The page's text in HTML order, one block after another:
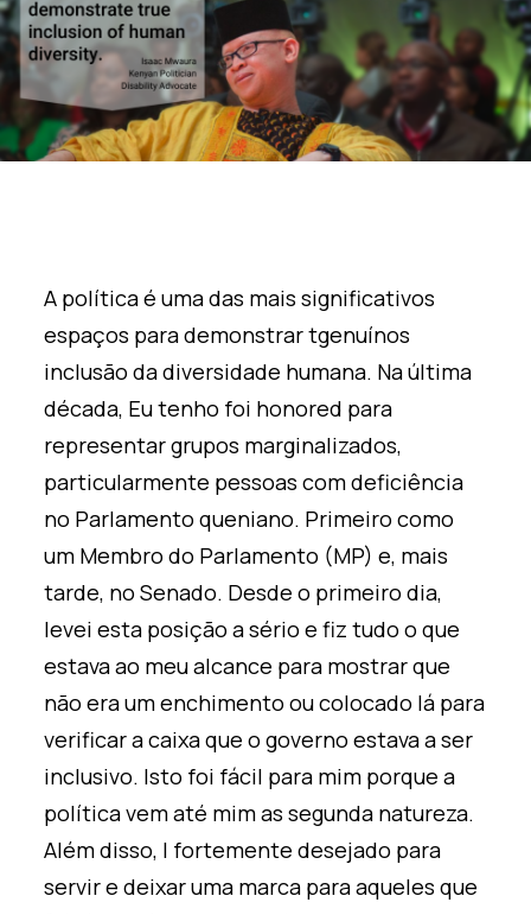
A política é uma das mais significativos
espaços para demonstrar tgenuínos
inclusão da diversidade humana. Na última
década, Eu tenho foi honored para
representar grupos marginalizados,
particularmente pessoas com deficiência
no Parlamento queniano. Primeiro como
um Membro do Parlamento (MP) e, mais
tarde, no Senado. Desde o primeiro dia,
levei esta posição a sério e fiz tudo o que
estava ao meu alcance para mostrar que
não era um enchimento ou colocado lá para
verificar a caixa que o governo estava a ser
inclusivo. Isto foi fácil para mim porque a
política vem até mim as segunda natureza.
Além disso, I fortemente desejado para
servir e deixar uma marca para aqueles que